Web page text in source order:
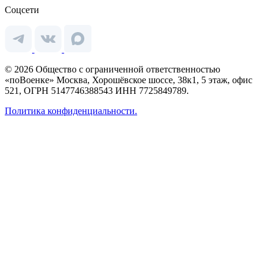
Соцсети
© 2026 Общество с ограниченной ответственностью
«поВоенке» Москва, Хорошёвское шоссе, 38к1, 5 этаж, офис
521, ОГРН 5147746388543 ИНН 7725849789.
Политика конфиденциальности.